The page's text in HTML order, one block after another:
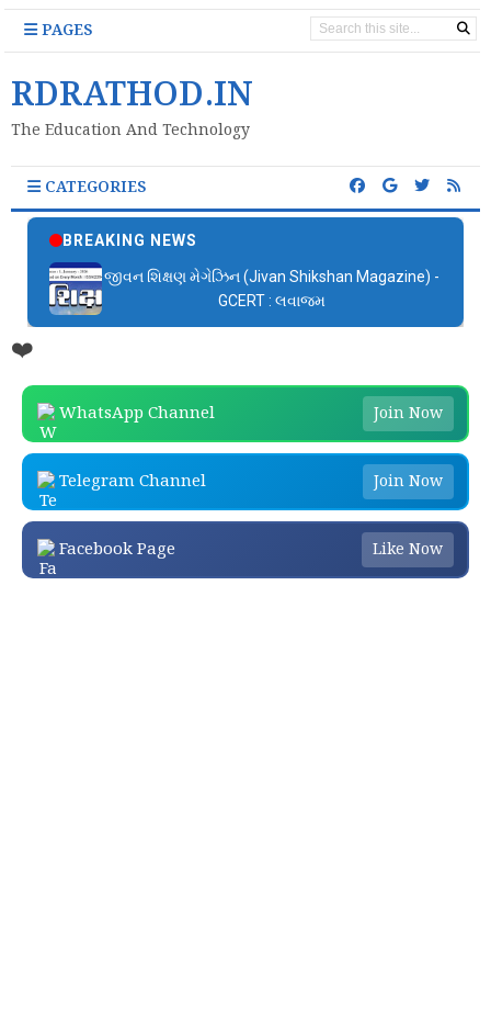
PAGES
RDRATHOD.IN
The Education And Technology
CATEGORIES
BREAKING NEWS
જીવન શિક્ષણ મેગેઝિન (Jivan Shikshan Magazine) -
GCERT : લવાજમ
❤️
WhatsApp Channel Join Now
Telegram Channel Join Now
Facebook Page Like Now